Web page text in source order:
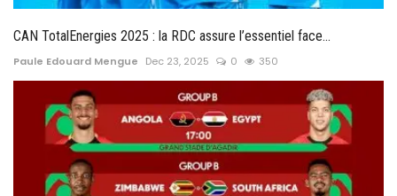
CAN TotalEnergies 2025 : la RDC assure l’essentiel face...
Paule Edouard Mengue Dec 23, 2025 0 350